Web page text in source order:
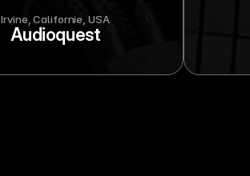
Irvine, Californie, USA
Audioquest